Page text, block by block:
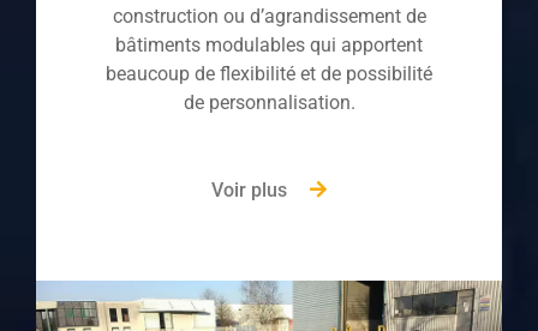
construction ou d’agrandissement de
bâtiments modulables qui apportent
beaucoup de flexibilité et de possibilité
de personnalisation.
Voir plus